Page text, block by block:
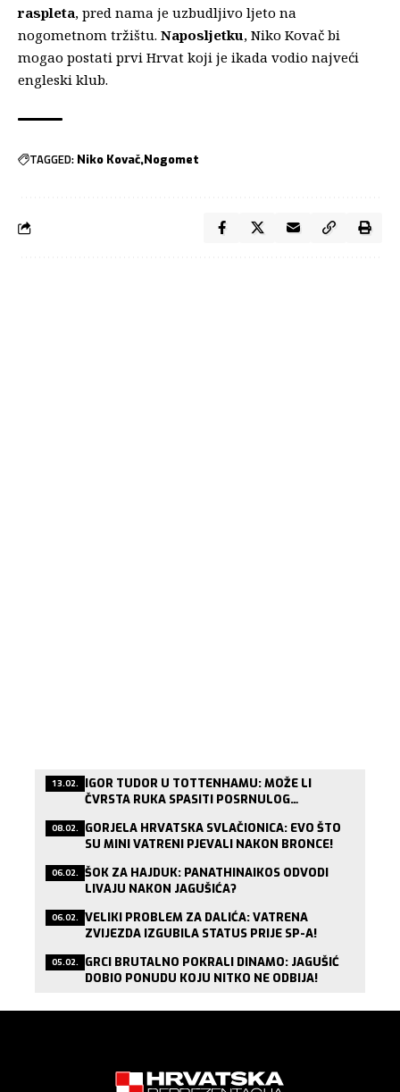
raspleta, pred nama je uzbudljivo ljeto na
nogometnom tržištu. Naposljetku, Niko Kovač bi
mogao postati prvi Hrvat koji je ikada vodio najveći
engleski klub.
TAGGED: Niko Kovač Nogomet
13.02. IGOR TUDOR U TOTTENHAMU: MOŽE LI
ČVRSTA RUKA SPASITI POSRNULOG
08.02. GORJELA HRVATSKA SVLAČIONICA: EVO ŠTO
SU MINI VATRENI PJEVALI NAKON BRONCE!
06.02. ŠOK ZA HAJDUK: PANATHINAIKOS ODVODI
LIVAJU NAKON JAGUŠIĆA?
06.02. VELIKI PROBLEM ZA DALIĆA: VATRENA
ZVIJEZDA IZGUBILA STATUS PRIJE SP-A!
05.02. GRCI BRUTALNO POKRALI DINAMO: JAGUŠIĆ
DOBIO PONUDU KOJU NITKO NE ODBIJA!